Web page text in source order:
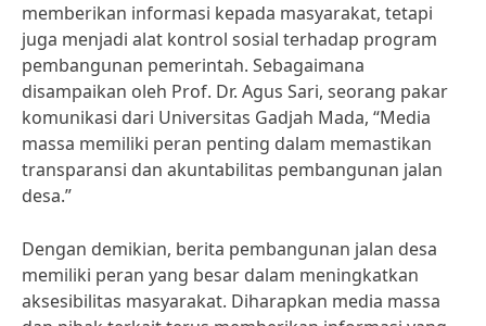
memberikan informasi kepada masyarakat, tetapi
juga menjadi alat kontrol sosial terhadap program
pembangunan pemerintah. Sebagaimana
disampaikan oleh Prof. Dr. Agus Sari, seorang pakar
komunikasi dari Universitas Gadjah Mada, “Media
massa memiliki peran penting dalam memastikan
transparansi dan akuntabilitas pembangunan jalan
desa.”
Dengan demikian, berita pembangunan jalan desa
memiliki peran yang besar dalam meningkatkan
aksesibilitas masyarakat. Diharapkan media massa